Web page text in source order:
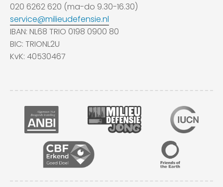
020 6262 620 (ma-do 9.30-16.30)
service@milieudefensie.nl
IBAN: NL68 TRIO 0198 0900 80
BIC: TRIONL2U
KvK: 40530467